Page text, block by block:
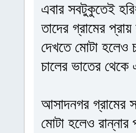
এবার সবটুকুতেই
তাদের গ্রামের
দেখতে মোটা হলেও
চালের ভাতের
আসাদনগর গ্রামের
মোটা হলেও